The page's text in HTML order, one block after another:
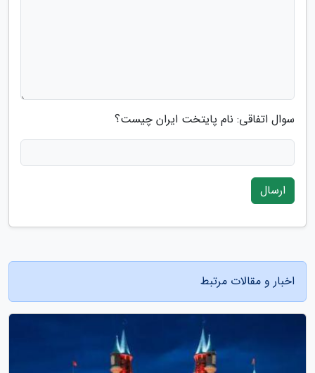
سوال اتفاقی: نام پایتخت ایران چیست؟
ارسال
اخبار و مقالات مرتبط